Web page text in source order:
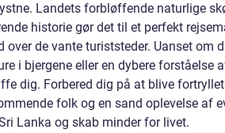
Landets forbløffende naturlige
historie gør det til et perfekt
over de vante turiststeder. Uanset om
i bjergene eller en dybere forståelse
dig. Forbered dig på at blive
folk og en sand oplevelse af
Lanka og skab minder for livet.